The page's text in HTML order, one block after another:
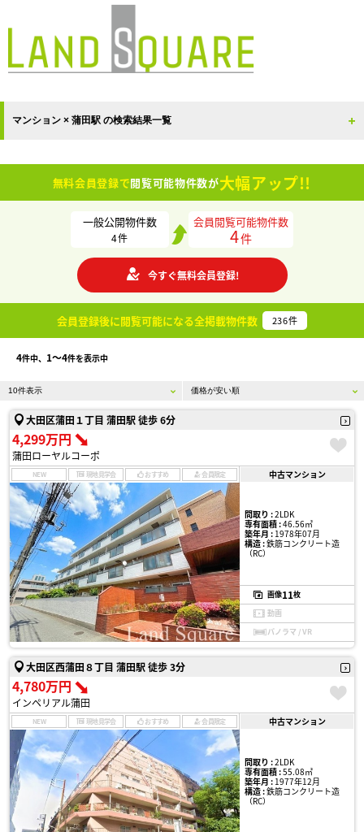
マンション × 蒲田駅 の検索結果一覧
無料会員登録で閲覧可能物件数が大幅アップ!!
一般公開物件数
4件
会員閲覧可能物件数
4件
今すぐ無料会員登録!
会員登録後に閲覧可能になる全掲載物件数 236件
4件中、 1〜4件を表示中
大田区蒲田１丁目 蒲田駅 徒歩 6分
4,299万円
蒲田ローヤルコーポ
NEW 現地見学会 おすすめ 会員限定 中古マンション
間取り :2LDK
専有面積 :46.56㎡
築年月 :1978年07月
構造 :鉄筋コンクリート造
（RC）
画像11枚
動画
パノラマ / VR
大田区西蒲田８丁目 蒲田駅 徒歩 3分
4,780万円
インペリアル蒲田
NEW 現地見学会 おすすめ 会員限定 中古マンション
間取り :2LDK
専有面積 :55.08㎡
築年月 :1977年12月
構造 :鉄筋コンクリート造
（RC）